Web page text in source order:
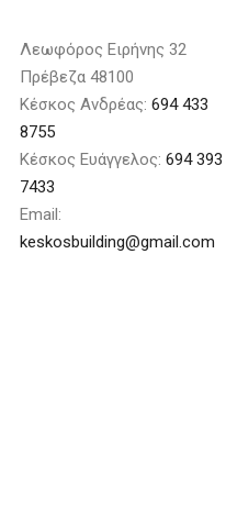
Λεωφόρος Ειρήνης 32
Πρέβεζα 48100
Κέσκος Ανδρέας:694 433
8755
Κέσκος Ευάγγελος:694 393
7433
Email:
keskosbuilding@gmail.com